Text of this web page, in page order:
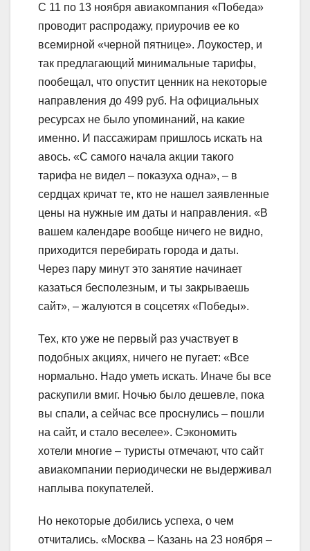
C 11 по 13 ноября авиакомпания «Победа»
проводит распродажу, приурочив ее ко
всемирной «черной пятнице». Лоукостер, и
так предлагающий минимальные тарифы,
пообещал, что опустит ценник на некоторые
направления до 499 руб. На официальных
ресурсах не было упоминаний, на какие
именно. И пассажирам пришлось искать на
авось. «С самого начала акции такого
тарифа не видел – показуха одна», – в
сердцах кричат те, кто не нашел заявленные
цены на нужные им даты и направления. «В
вашем календаре вообще ничего не видно,
приходится перебирать города и даты.
Через пару минут это занятие начинает
казаться бесполезным, и ты закрываешь
сайт», – жалуются в соцсетях «Победы».
Тех, кто уже не первый раз участвует в
подобных акциях, ничего не пугает: «Все
нормально. Надо уметь искать. Иначе бы все
раскупили вмиг. Ночью было дешевле, пока
вы спали, а сейчас все проснулись – пошли
на сайт, и стало веселее». Сэкономить
хотели многие – туристы отмечают, что сайт
авиакомпании периодически не выдерживал
наплыва покупателей.
Но некоторые добились успеха, о чем
отчитались. «Москва – Казань на 23 ноября –